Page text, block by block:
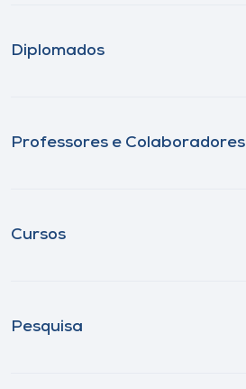
Diplomados
Professores e Colaboradores
Cursos
Pesquisa